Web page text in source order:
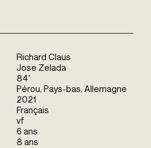
Richard Claus
Jose Zelada
84'
Pérou, Pays-bas, Allemagne
2021
Français
vf
6 ans
8 ans